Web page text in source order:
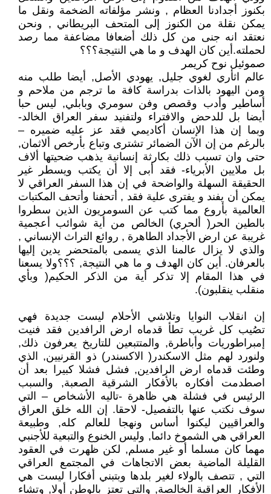
بكنوز أجدادنا العظام , ونشر مؤلفاته الضخمة ونقل ما
يمكن نقلة من الكنوز إلى المتحف البريطاني , ونحن
نعتقد انه جنى من كل ذلك أضعافا مضاعفة مما رصد
لحملته.أين كان الهدف و ما هي النتيجة؟؟؟
صموئيل نوح كريمر
عالم اثأري لغوي جليل, يهودي الأصل, أيضا طلب منه
ومن اليهود بالذات بدراسة كافة ما ترجم من ملاحم و
أساطير وأدب وقصص وفن سومري وبابلي, ليس حبا
أيضا بل للدحض والافتراء ولتفنيد سفر العراق الخالد-
وبما إن هذا الإنسان أكاديمي فقد عز عليه ضميره –
بالرغم من إن الآن الضمائر تشترى وتباع بأرخص ألاثمان,
حتى وان تسبب ذلك بكارثة إنسانية يذهب ضحيتها ألاف
بل ملايين الأبرياء- فقد أبى إلا أن يكتب ويسطر غير
الحقيقة السهلة والواضحة في إن هذا السفر العراقي لا
يمكن أن يفند و يفترى علية فقد , أتحفنا وأتحف المكتبات
العالمية بأروع مما كتب عن السومريون الذين سطروا
بالطين الحر( ألحري) الخالص من أية شوائب أعجمية
غريبة عن ارض الأجداد الطاهرة , روائع التراث الإنساني ,
والذي لا يزال عالمنا الذي يسمى بالمتحضر يدين إليها
بالعرفان. أين كان الهدف و ما هي النتيجة, ؟؟؟ولا يسعنا
في هذا المقام إلا تذكر أية من الذكر الحكيم( وبأي
منقلب ينقلبون).
إن انقلاب النوايا وتلاشي الأحلام ليست جديدة فهي
تصُيب كل غريب تطأ قدماه ارض الرافدين فقد فنيت
إمبراطوريات وأباطرة, والمتتبعين للتاريخ يعرفون ذلك,
ولنورد لهم مثل الاسكندر( الاكسندر) ذو القرنيين, الذي
وطئت قدماه ارض الرافدين, فشل فشلا كبيرا بعد أن
اصطدمت أفكاره بالأفكار الشرقية الصعبة, والسبب
الرئيس في فشلة هي ظاهرة -تاليه الأشخاص – التي
سوف نكتب عنها بالتفصيل- لاحقا. إن الله خلق العراق
والعراقيين ليكنوا أساس ونهجا للعالم كله, وطبيعة
العراقي هي الشموخ دائما, وليس الخنوع والتبعية للأجنبي
مهما كان مسلما أو غير مسلم, لكن ظهرت في العقود
القليلة الماضية بعض الاتجاهات في المجتمع العراقي
التي , تتصف بالولاء لغير بلدها وبتبني أفكارا ليست هي
الأفكار العراقية الخالصة, والتي تعتز بالوطن أولا, وتشاء